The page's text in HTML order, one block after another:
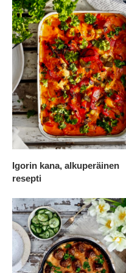
Igorin kana, alkuperäinen
resepti